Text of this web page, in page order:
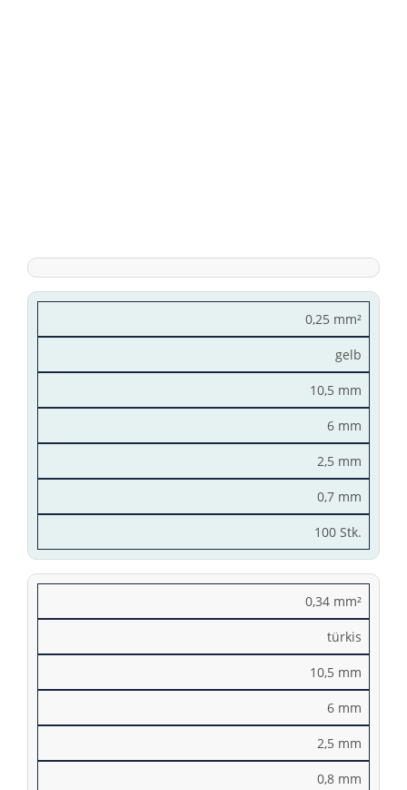
0,25 mm²
gelb
10,5 mm
6 mm
2,5 mm
0,7 mm
100 Stk.
0,34 mm²
türkis
10,5 mm
6 mm
2,5 mm
0,8 mm